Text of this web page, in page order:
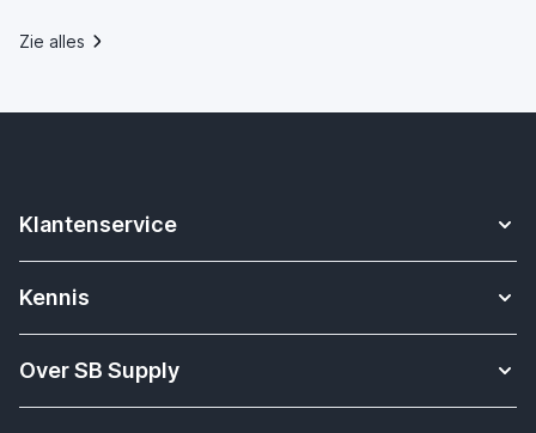
Zie alles
Klantenservice
Contact
Verzending & bezorging
Kennis
Apple Watch bandjes kennisbank
Over SB Supply